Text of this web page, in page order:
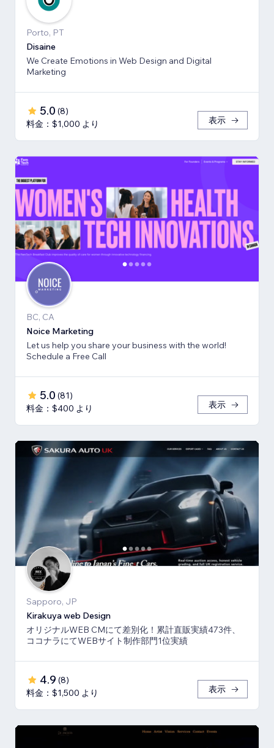
Porto, PT
Disaine
We Create Emotions in Web Design and Digital
Marketing
5.0 (8)
料金：$1,000 より
表示
BC, CA
Noice Marketing
Let us help you share your business with the world!
Schedule a Free Call
5.0 (81)
料金：$400 より
表示
Sapporo, JP
Kirakuya web Design
オリジナルWEB CMにて差別化！累計直販実績473件、
ココナラにてWEBサイト制作部門1位実績
4.9 (8)
料金：$1,500 より
表示